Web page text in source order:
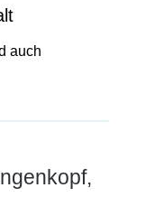
auch